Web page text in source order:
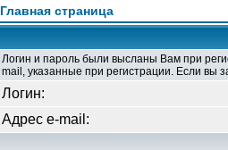
Главная страница
Логин и пароль были высланы Вам при
mail, указанные при регистрации. Если вы
Логин:
Адрес e-mail: